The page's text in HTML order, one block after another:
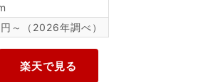
～（2026年調べ）